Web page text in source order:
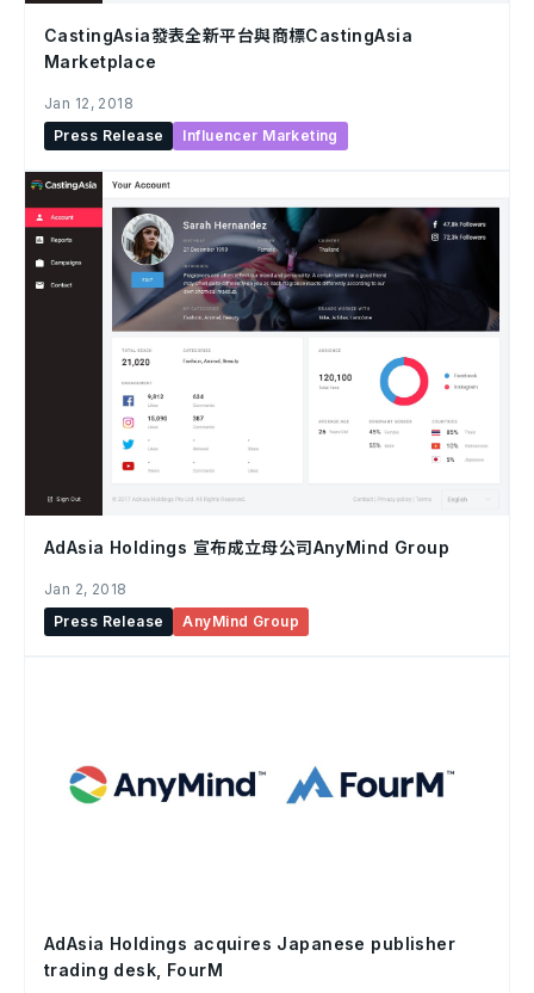
CastingAsia發表全新平台與商標CastingAsia
Marketplace
Jan 12, 2018
Press Release
Influencer Marketing
AdAsia Holdings 宣布成立母公司AnyMind Group
Jan 2, 2018
Press Release
AnyMind Group
AdAsia Holdings acquires Japanese publisher
trading desk, FourM